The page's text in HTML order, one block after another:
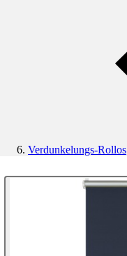
Verdunkelungs-Rollos